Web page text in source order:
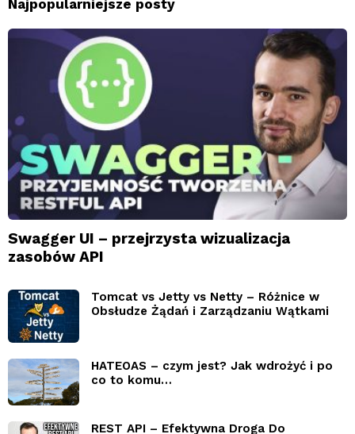
Najpopularniejsze posty
Swagger UI – przejrzysta wizualizacja
zasobów API
Tomcat vs Jetty vs Netty – Różnice w
Obsłudze Żądań i Zarządzaniu Wątkami
HATEOAS – czym jest? Jak wdrożyć i po
co to komu…
REST API – Efektywna Droga Do